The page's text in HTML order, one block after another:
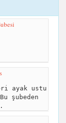
ayak ustu
şubeden